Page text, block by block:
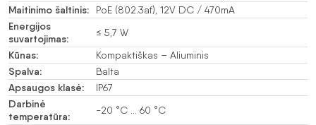
Maitinimo šaltinis: PoE (802.3af), 12V DC / 470mA
Energijos
suvartojimas:
≤ 5,7 W
Kūnas: Kompaktiškas – Aliuminis
Spalva: Balta
Apsaugos klasė: IP67
Darbinė
temperatūra:
-20 °C … 60 °C